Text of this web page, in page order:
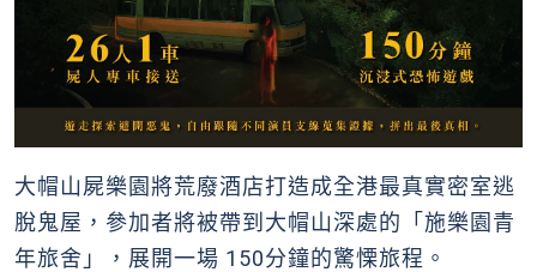
大帽山屍樂園將荒廢酒店打造成全港最真實密室逃
脫鬼屋，參加者將被帶到大帽山深處的「施樂園青
年旅舍」，展開一場 150分鐘的驚慄旅程。